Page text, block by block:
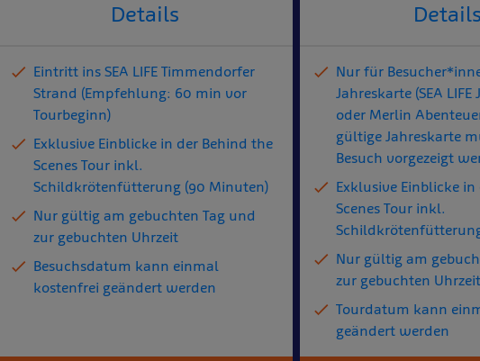
Details
Eintritt ins SEA LIFE Timmendorfer
Strand (Empfehlung: 60 min vor
Tourbeginn)
Exklusive Einblicke in der Behind the
Scenes Tour inkl.
Schildkrötenfütterung (90 Minuten)
Nur gültig am gebuchten Tag und
zur gebuchten Uhrzeit
Besuchsdatum kann einmal
kostenfrei geändert werden
Details
Nur für
Jahreskarte (SEA
oder Merlin
gültige Jahreskarte
Besuch vorgezeigt
Exklusive Einblicke
Scenes Tour inkl.
Nur gültig am
zur gebuchten Uhrzeit
Tourdatum kann
geändert werden